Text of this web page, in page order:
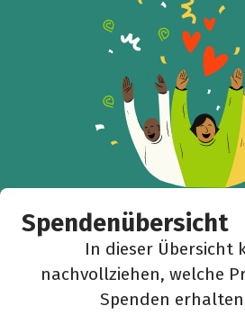
Spendenübersicht
In dieser Übersicht
nachvollziehen, welche
Spenden